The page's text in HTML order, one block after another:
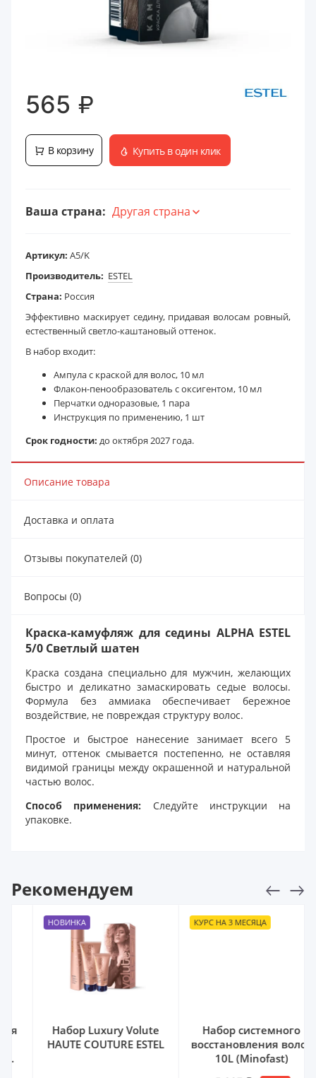
565 ₽
В корзину Купить в один клик
Ваша страна: Другая страна
Артикул: A5/K
Производитель: ESTEL
Страна: Россия
Эффективно маскирует седину, придавая волосам ровный,
естественный светло-каштановый оттенок.
В набор входит:
Ампула с краской для волос, 10 мл
Флакон-пенообразователь с оксигентом, 10 мл
Перчатки одноразовые, 1 пара
Инструкция по применению, 1 шт
Срок годности: до октября 2027 года.
Описание товара
Доставка и оплата
Отзывы покупателей (0)
Вопросы (0)
Краска-камуфляж для седины ALPHA ESTEL
5/0 Светлый шатен
Краска создана специально для мужчин, желающих
быстро и деликатно замаскировать седые волосы.
Формула без аммиака обеспечивает бережное
воздействие, не повреждая структуру волос.
Простое и быстрое нанесение занимает всего 5
минут, оттенок смывается постепенно, не оставляя
видимой границы между окрашенной и натуральной
частью волос.
Способ применения: Следуйте инструкции на
упаковке.
Рекомендуем
НОВИНКА
Набор Luxury Volute
HAUTE COUTURE ESTEL
КУРС НА 3 МЕСЯЦА
Набор системного
восстановления волос
10L (Minofast)